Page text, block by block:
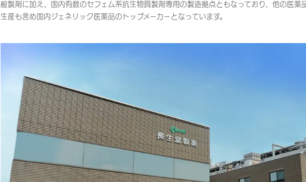
般製剤に加え、国内有数のセフェム系抗生物質製剤専用の製造拠点ともなっており、他の医薬
生産も含め国内ジェネリック医薬品のトップメーカーとなっています。